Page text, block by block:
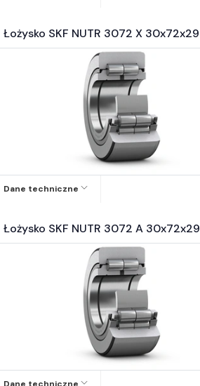
Łożysko SKF NUTR 3072 X 30x72x29
Dane techniczne
Łożysko SKF NUTR 3072 A 30x72x29
Dane techniczne